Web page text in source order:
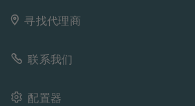
寻找代理商
联系我们
配置器